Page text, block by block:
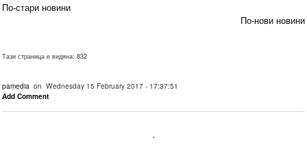
По-стари новини
По-нови новини
Тази страница е видяна: 832
pamedia on Wednesday 15 February 2017 - 17:37:51
Add Comment
.